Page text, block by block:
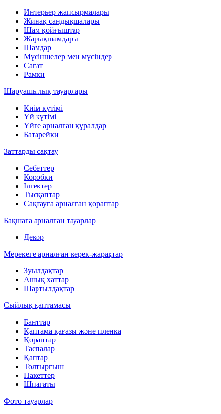
Интерьер жапсырмалары
Жинақ сандықшалары
Шам қойғыштар
Жарықшамдары
Шамдар
Мүсіншелер мен мүсіндер
Сағат
Рамки
Шаруашылық тауарлары
Киім күтімі
Үй күтімі
Үйге арналған құралдар
Батарейки
Заттарды сақтау
Себеттер
Коробки
Ілгектер
Тысқаптар
Сақтауға арналған қораптар
Бақшаға арналған тауарлар
Декор
Мерекеге арналған керек-жарақтар
Зуылдақтар
Ашық хаттар
Шартылдақтар
Сыйлық қаптамасы
Банттар
Қаптама қағазы және пленка
Қораптар
Таспалар
Қаптар
Толтырғыш
Пакеттер
Шпагаты
Фото тауарлар